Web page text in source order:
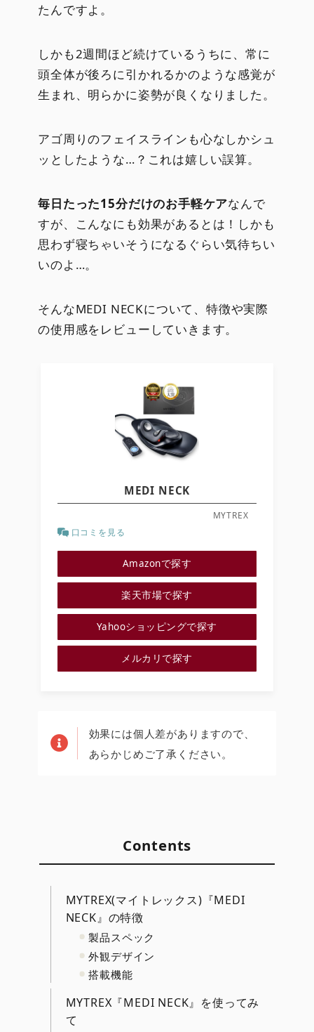
たんですよ。
しかも2週間ほど続けているうちに、常に
頭全体が後ろに引かれるかのような感覚が
生まれ、明らかに姿勢が良くなりました。
アゴ周りのフェイスラインも心なしかシュ
ッとしたような…？これは嬉しい誤算。
毎日たった15分だけのお手軽ケアなんで
すが、こんなにも効果があるとは！しかも
思わず寝ちゃいそうになるぐらい気待ちい
いのよ…。
そんなMEDI NECKについて、特徴や実際
の使用感をレビューしていきます。
MEDI NECK
MYTREX
口コミを見る
Amazonで探す
楽天市場で探す
Yahooショッピングで探す
メルカリで探す
効果には個人差がありますので、
あらかじめご了承ください。
Contents
MYTREX(マイトレックス)『MEDI
NECK』の特徴
製品スペック
外観デザイン
搭載機能
MYTREX『MEDI NECK』を使ってみ
て